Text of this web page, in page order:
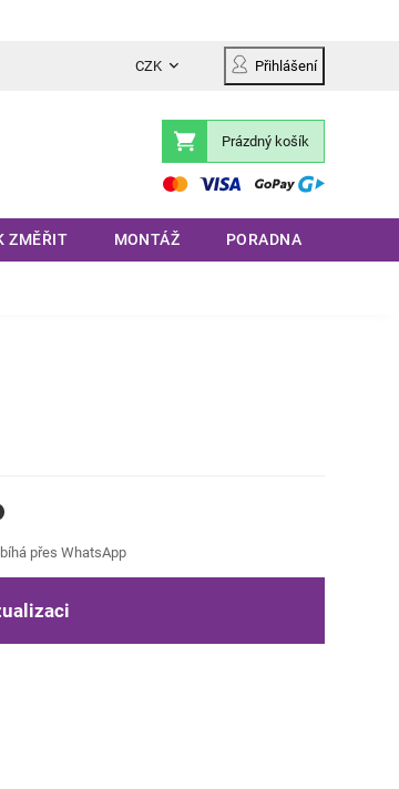
CZK Přihlášení
Nákupní
košík
Prázdný košík
ZMĚŘIT MONTÁŽ PORADNA
přes WhatsApp